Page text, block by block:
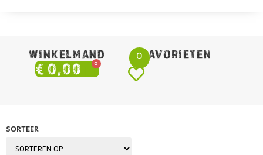
WINKELMAND
€ 0,00 0
FAVORIETEN
0
SORTEER